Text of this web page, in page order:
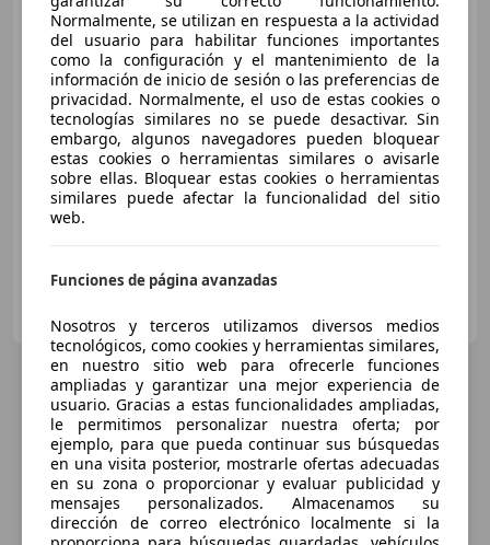
€ 19.990
Sincomparación
05/2017 239.000 km Diésel 143 kW (194 CV)
Normalmente, se utilizan en respuesta a la actividad
del usuario para habilitar funciones importantes
como la configuración y el mantenimiento de la
información de inicio de sesión o las preferencias de
privacidad. Normalmente, el uso de estas cookies o
tecnologías similares no se puede desactivar. Sin
embargo, algunos navegadores pueden bloquear
estas cookies o herramientas similares o avisarle
sobre ellas. Bloquear estas cookies o herramientas
similares puede afectar la funcionalidad del sitio
web.
Funciones de página avanzadas
Nosotros y terceros utilizamos diversos medios
tecnológicos, como cookies y herramientas similares,
en nuestro sitio web para ofrecerle funciones
ampliadas y garantizar una mejor experiencia de
usuario. Gracias a estas funcionalidades ampliadas,
le permitimos personalizar nuestra oferta; por
ejemplo, para que pueda continuar sus búsquedas
en una visita posterior, mostrarle ofertas adecuadas
en su zona o proporcionar y evaluar publicidad y
mensajes personalizados. Almacenamos su
dirección de correo electrónico localmente si la